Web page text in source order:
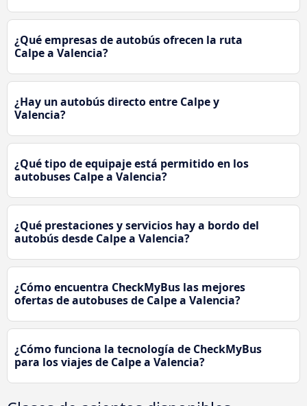
¿Qué empresas de autobús ofrecen la ruta
Calpe a Valencia?
¿Hay un autobús directo entre Calpe y
Valencia?
¿Qué tipo de equipaje está permitido en los
autobuses Calpe a Valencia?
¿Qué prestaciones y servicios hay a bordo del
autobús desde Calpe a Valencia?
¿Cómo encuentra CheckMyBus las mejores
ofertas de autobuses de Calpe a Valencia?
¿Cómo funciona la tecnología de CheckMyBus
para los viajes de Calpe a Valencia?